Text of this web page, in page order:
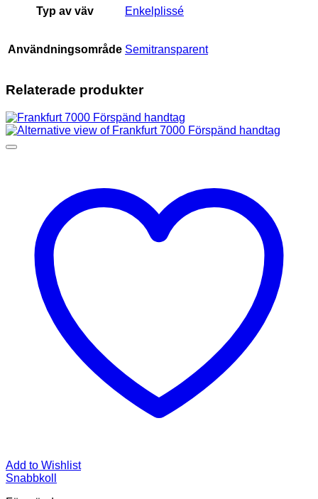
Typ av väv Enkelplissé
Användningsområde Semitransparent
Relaterade produkter
Add to Wishlist
Snabbkoll